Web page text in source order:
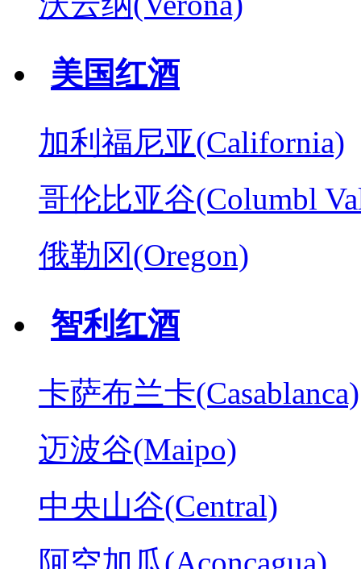
美国红酒
加利福尼亚(California)
哥伦比亚谷(Columbl
俄勒冈(Oregon)
智利红酒
卡萨布兰卡(Casablanca)
迈波谷(Maipo)
中央山谷(Central)